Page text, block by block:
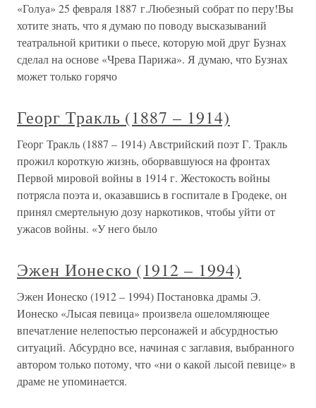
«Голуа» 25 февраля 1887 г.Любезный собрат по перу!Вы
хотите знать, что я думаю по поводу высказываний
театральной критики о пьесе, которую мой друг Бузнах
сделал на основе «Чрева Парижа». Я думаю, что Бузнах
может только горячо
Георг Тракль (1887 – 1914)
Георг Тракль (1887 – 1914) Австрийский поэт Г. Тракль
прожил короткую жизнь, оборвавшуюся на фронтах
Первой мировой войны в 1914 г. Жестокость войны
потрясла поэта и, оказавшись в госпитале в Гродеке, он
принял смертельную дозу наркотиков, чтобы уйти от
ужасов войны. «У него было
Эжен Ионеско (1912 – 1994)
Эжен Ионеско (1912 – 1994) Постановка драмы Э.
Ионеско «Лысая певица» произвела ошеломляющее
впечатление нелепостью персонажей и абсурдностью
ситуаций. Абсурдно все, начиная с заглавия, выбранного
автором только потому, что «ни о какой лысой певице» в
драме не упоминается.